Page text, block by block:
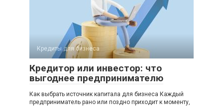
Кредиты для бизнеса
Кредитор или инвестор: что
выгоднее предпринимателю
Как выбрать источник капитала для бизнеса Каждый
предприниматель рано или поздно приходит к моменту,